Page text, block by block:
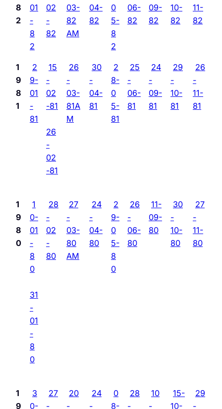
8
2
01
-
8
2
02
-
82
03-
82
AM
04-
82
0
5-
8
2
06-
82
09-
82
10-
82
11-
82
1
9
8
1
2
9-
01
-
81
15
-
02
-81
26
-
02
-81
26
-
03-
81A
M
30
-
04-
81
2
8-
0
5-
81
25
-
06-
81
24
-
09-
81
29
-
10-
81
26
-
11-
81
1
9
8
0
1
0-
01
-
8
0
31
-
01
-
8
0
28
-
02
-
80
27
-
03-
80
AM
24
-
04-
80
2
9-
0
5-
8
0
26
-
06-
80
11-
09-
80
30
-
10-
80
27
-
11-
80
1
9
3
0-
27
-
20
-
24
-
0
8-
28
-
10
-
15-
10-
29
-